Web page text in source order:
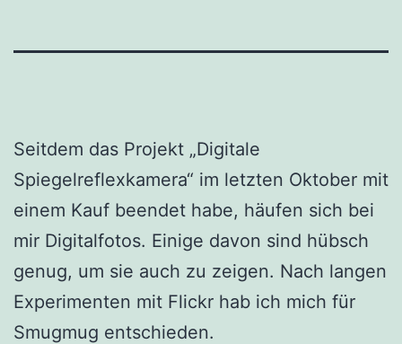
Seitdem das Projekt „Digitale
Spiegelreflexkamera“ im letzten Oktober mit
einem Kauf beendet habe, häufen sich bei
mir Digitalfotos. Einige davon sind hübsch
genug, um sie auch zu zeigen. Nach langen
Experimenten mit Flickr hab ich mich für
Smugmug entschieden.